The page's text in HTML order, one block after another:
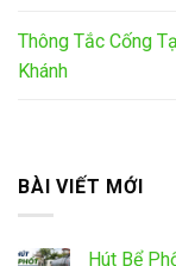
Thông Tắc Cống
Khánh
BÀI VIẾT MỚI
Hút Bể